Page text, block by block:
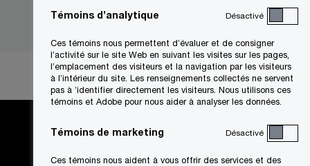
Témoins d’analytique Désactivé
Ces témoins nous permettent d’évaluer et de consigner
l’activité sur le site Web en suivant les visites sur les pages,
l’emplacement des visiteurs et la navigation par les visiteurs
à l’intérieur du site. Les renseignements collectés ne servent
pas à ’identifier directement les visiteurs. Nous utilisons ces
témoins et Adobe pour nous aider à analyser les données.
Témoins de marketing Désactivé
Ces témoins nous aident à vous offrir des services et des